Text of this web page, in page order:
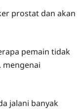
prostat dan akan
pemain tidak
mengenai
jalani banyak